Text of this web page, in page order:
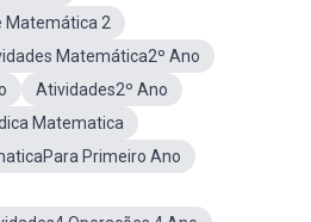
Matemática 2
Matemática2º Ano
Atividades2º Ano
Matematica
Primeiro Ano